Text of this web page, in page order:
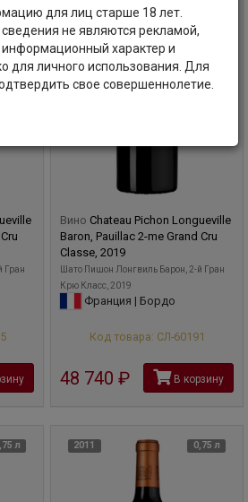
Гран
Вино Chateau Pichon Longueville
Baron, Pauillac 2-me Grand Cru
Classe, 2019
Шато Пишон Лонгвиль Барон, 2-й Гран
Крю Класс, 2019
Франция | Бордо
Код товара: СЛ-60191
48 740 рубВ корзину
л 2011 0,75 л
для лиц старше 18 лет.
не являются рекламой,
характер и
для личного использования. Для
свое совершеннолетие.